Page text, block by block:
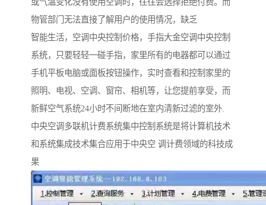
物管部门无法直接了解用户的使用情况，缺乏
智能生活，空调中央控制价格，手指大金空调中央控制
系统，只要轻轻一碰手指，家里所有的电器都可以通过
手机平板电脑或面板按钮操作，实时查看和控制家里的
照明、电视、空调、窗帘、相机等，让您提前享受，而
新鲜空气系统24小时不间断地在室内清新过滤的室外.
中央空调多联机计费系统集中控制系统是将计算机技术
和系统集成技术集合应用于中央空 调计费领域的科技成
果